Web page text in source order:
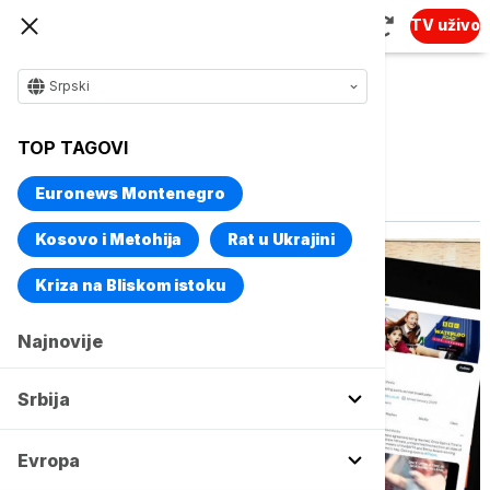
TV uživo
Srpski
TOP TAGOVI
Euronews Montenegro
Kosovo i Metohija Rat u Ukrajini
Kriza na Bliskom istoku
Najnovije
Srbija
Evropa
Vise o temi
BBC